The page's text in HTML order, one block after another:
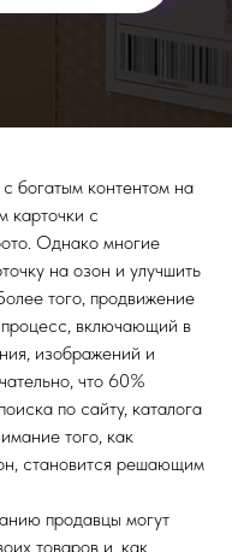
богатым контентом на
карточки с
Однако многие
на озон и улучшить
того, продвижение
включающий в
изображений и
что 60%
по сайту, каталога
того, как
становится решающим
продавцы могут
товаров и, как